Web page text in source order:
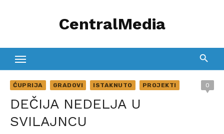
CentralMedia
ĆUPRIJA GRADOVI ISTAKNUTO PROJEKTI 0
DEČIJA NEDELJA U
SVILAJNCU